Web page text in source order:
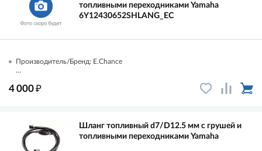
топливными переходниками Yamaha
6Y12430652SHLANG_EC
Производитель/Бренд: E.Chance
...
4 000₽
Шланг топливный d7/D12.5 мм с грушей и
топливными переходниками Yamaha